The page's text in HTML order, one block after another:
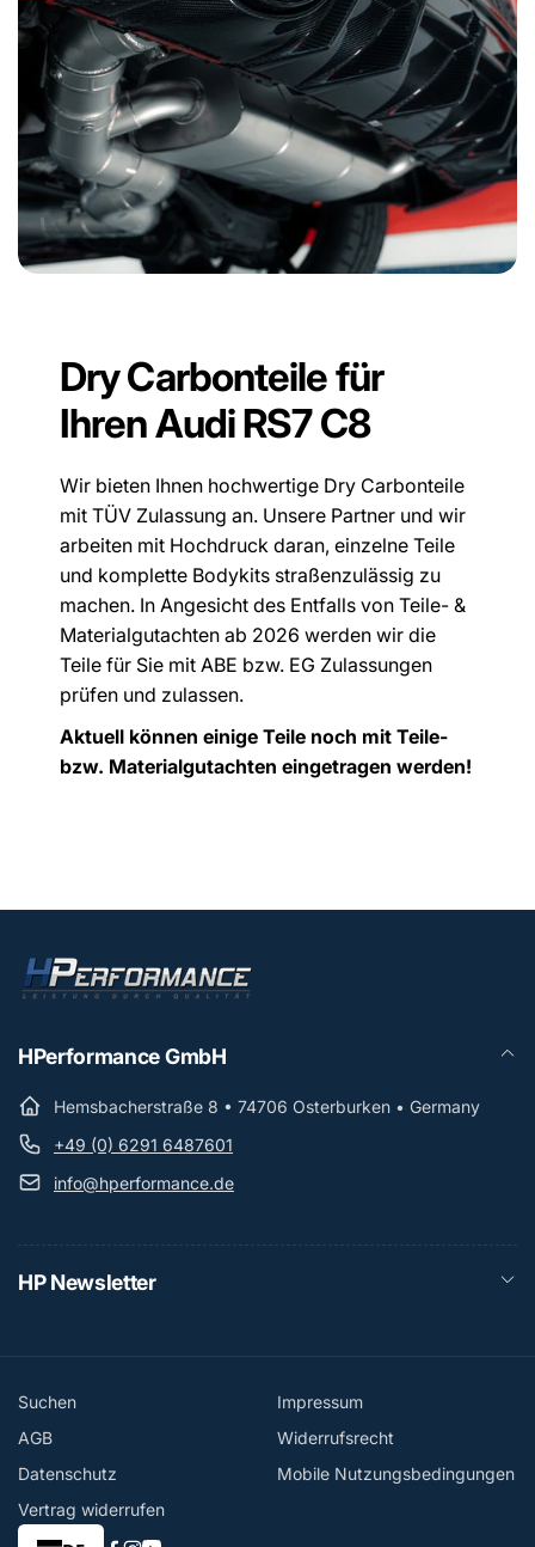
Dry Carbonteile für
Ihren Audi RS7 C8
Wir bieten Ihnen hochwertige Dry Carbonteile
mit TÜV Zulassung an. Unsere Partner und wir
arbeiten mit Hochdruck daran, einzelne Teile
und komplette Bodykits straßenzulässig zu
machen. In Angesicht des Entfalls von Teile- &
Materialgutachten ab 2026 werden wir die
Teile für Sie mit ABE bzw. EG Zulassungen
prüfen und zulassen.
Aktuell können einige Teile noch mit Teile-
bzw. Materialgutachten eingetragen werden!
HPerformance GmbH
Hemsbacherstraße 8 • 74706 Osterburken • Germany
+49 (0) 6291 6487601
info@hperformance.de
HP Newsletter
Suchen
Impressum
AGB
Widerrufsrecht
Datenschutz
Mobile Nutzungsbedingungen
Vertrag widerrufen